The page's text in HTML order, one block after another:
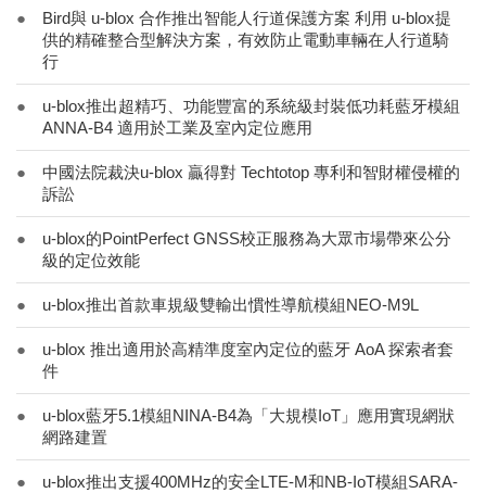
●
Bird與 u-blox 合作推出智能人行道保護方案 利用 u-blox提
供的精確整合型解決方案，有效防止電動車輛在人行道騎
行
●
u-blox推出超精巧、功能豐富的系統級封裝低功耗藍牙模組
ANNA-B4 適用於工業及室內定位應用
●
中國法院裁決u-blox 贏得對 Techtotop 專利和智財權侵權的
訴訟
●
u-blox的PointPerfect GNSS校正服務為大眾市場帶來公分
級的定位效能
● u-blox推出首款車規級雙輸出慣性導航模組NEO-M9L
●
u-blox 推出適用於高精準度室內定位的藍牙 AoA 探索者套
件
●
u-blox藍牙5.1模組NINA-B4為「大規模IoT」應用實現網狀
網路建置
●
u-blox推出支援400MHz的安全LTE-M和NB-IoT模組SARA-